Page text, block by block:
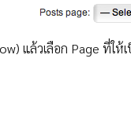
แล้วเลือก Page ที่ให้